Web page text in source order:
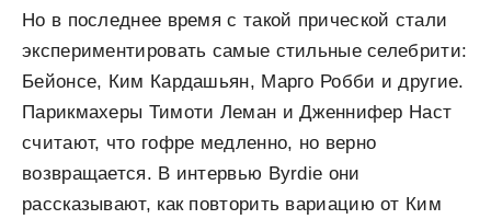
Но в последнее время с такой прической стали
экспериментировать самые стильные селебрити:
Бейонсе, Ким Кардашьян, Марго Робби и другие.
Парикмахеры Тимоти Леман и Дженнифер Наст
считают, что гофре медленно, но верно
возвращается. В интервью Byrdie они
рассказывают, как повторить вариацию от Ким